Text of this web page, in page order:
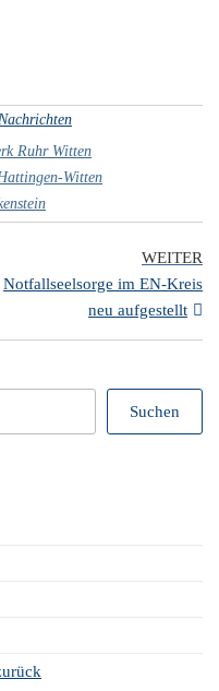
Ruhr Witten
Witten
WEITER
Notfallseelsorge im EN-Kreis
neu aufgestellt
Suchen